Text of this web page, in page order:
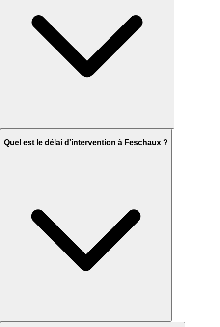
Quel est le délai d'intervention à Feschaux ?